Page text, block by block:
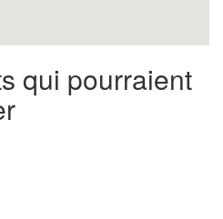
qui pourraient